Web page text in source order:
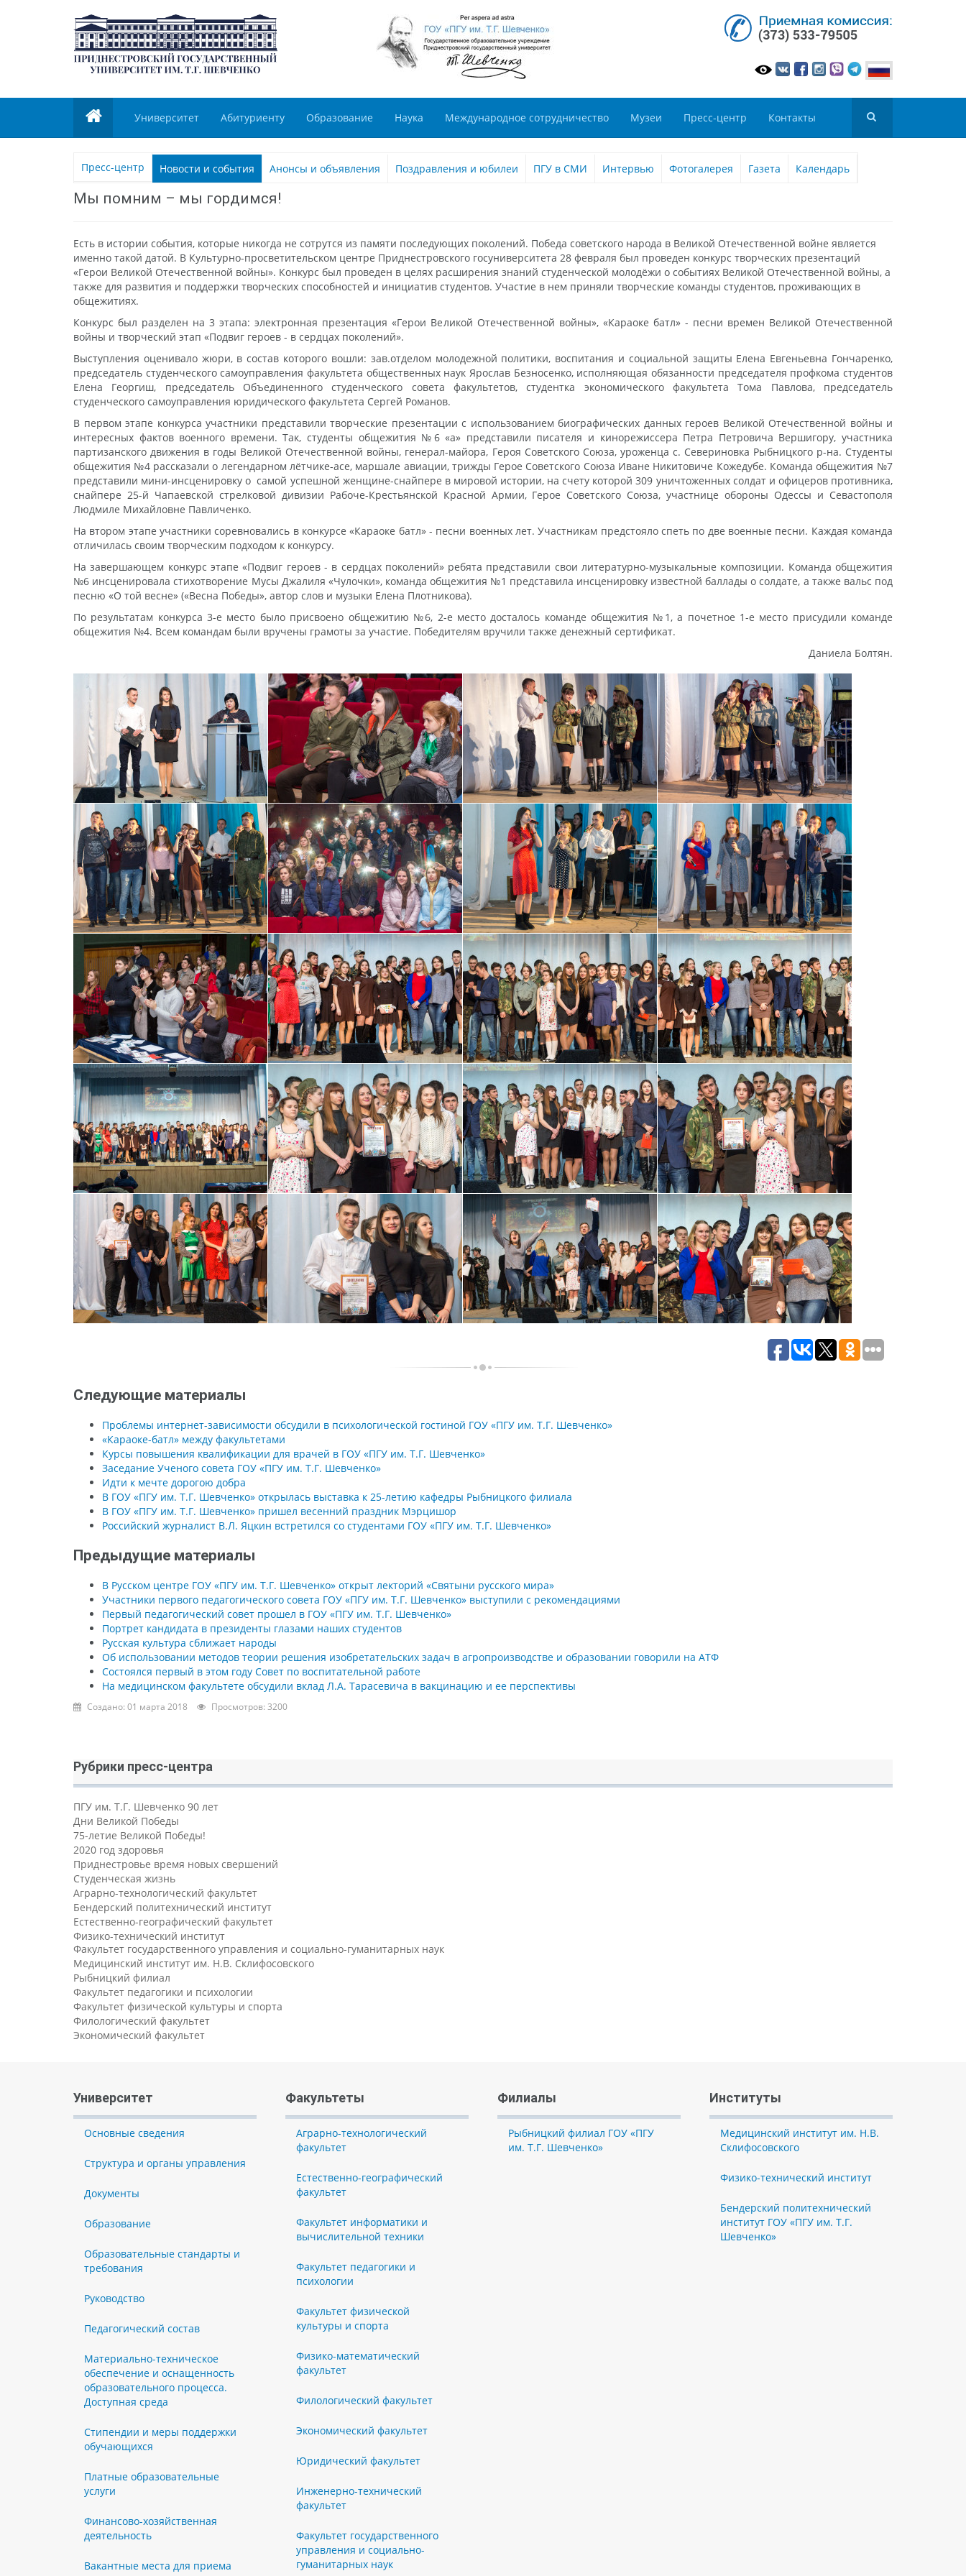
Университет Абитуриенту Образование Наука Международное сотрудничество Музеи Пресс-центр Контакты
Пресс-центр Новости и события Анонсы и объявления Поздравления и юбилеи ПГУ в СМИ Интервью Фотогалерея Газета Календарь
Мы помним – мы гордимся!
Есть в истории события, которые никогда не сотрутся из памяти последующих поколений. Победа советского народа в Великой Отечественной войне является
именно такой датой. В Культурно-просветительском центре Приднестровского госуниверситета 28 февраля был проведен конкурс творческих презентаций
«Герои Великой Отечественной войны». Конкурс был проведен в целях расширения знаний студенческой молодёжи о событиях Великой Отечественной войны, а
также для развития и поддержки творческих способностей и инициатив студентов. Участие в нем приняли творческие команды студентов, проживающих в
общежитиях.
Конкурс был разделен на 3 этапа: электронная презентация «Герои Великой Отечественной войны», «Караоке батл» - песни времен Великой Отечественной
войны и творческий этап «Подвиг героев - в сердцах поколений».
Выступления оценивало жюри, в состав которого вошли: зав.отделом молодежной политики, воспитания и социальной защиты Елена Евгеньевна Гончаренко,
председатель студенческого самоуправления факультета общественных наук Ярослав Безносенко, исполняющая обязанности председателя профкома студентов
Елена Георгиш, председатель Объединенного студенческого совета факультетов, студентка экономического факультета Тома Павлова, председатель
студенческого самоуправления юридического факультета Сергей Романов.
В первом этапе конкурса участники представили творческие презентации с использованием биографических данных героев Великой Отечественной войны и
интересных фактов военного времени. Так, студенты общежития №6 «а» представили писателя и кинорежиссера Петра Петровича Вершигору, участника
партизанского движения в годы Великой Отечественной войны, генерал-майора, Героя Советского Союза, уроженца с. Севериновка Рыбницкого р-на. Студенты
общежития №4 рассказали о легендарном лётчике-асе, маршале авиации, трижды Герое Советского Союза Иване Никитовиче Кожедубе. Команда общежития №7
представили мини-инсценировку о самой успешной женщине-снайпере в мировой истории, на счету которой 309 уничтоженных солдат и офицеров противника,
снайпере 25-й Чапаевской стрелковой дивизии Рабоче-Крестьянской Красной Армии, Герое Советского Союза, участнице обороны Одессы и Севастополя
Людмиле Михайловне Павличенко.
На втором этапе участники соревновались в конкурсе «Караоке батл» - песни военных лет. Участникам предстояло спеть по две военные песни. Каждая команда
отличилась своим творческим подходом к конкурсу.
На завершающем конкурс этапе «Подвиг героев - в сердцах поколений» ребята представили свои литературно-музыкальные композиции. Команда общежития
№6 инсценировала стихотворение Мусы Джалиля «Чулочки», команда общежития №1 представила инсценировку известной баллады о солдате, а также вальс под
песню «О той весне» («Весна Победы», автор слов и музыки Елена Плотникова).
По результатам конкурса 3-е место было присвоено общежитию №6, 2-е место досталось команде общежития №1, а почетное 1-е место присудили команде
общежития №4. Всем командам были вручены грамоты за участие. Победителям вручили также денежный сертификат.
Даниела Болтян.
Следующие материалы
Проблемы интернет-зависимости обсудили в психологической гостиной ГОУ «ПГУ им. Т.Г. Шевченко»
«Караоке-батл» между факультетами
Курсы повышения квалификации для врачей в ГОУ «ПГУ им. Т.Г. Шевченко»
Заседание Ученого совета ГОУ «ПГУ им. Т.Г. Шевченко»
Идти к мечте дорогою добра
В ГОУ «ПГУ им. Т.Г. Шевченко» открылась выставка к 25-летию кафедры Рыбницкого филиала
В ГОУ «ПГУ им. Т.Г. Шевченко» пришел весенний праздник Мэрцишор
Российский журналист В.Л. Яцкин встретился со студентами ГОУ «ПГУ им. Т.Г. Шевченко»
Предыдущие материалы
В Русском центре ГОУ «ПГУ им. Т.Г. Шевченко» открыт лекторий «Святыни русского мира»
Участники первого педагогического совета ГОУ «ПГУ им. Т.Г. Шевченко» выступили с рекомендациями
Первый педагогический совет прошел в ГОУ «ПГУ им. Т.Г. Шевченко»
Портрет кандидата в президенты глазами наших студентов
Русская культура сближает народы
Об использовании методов теории решения изобретательских задач в агропроизводстве и образовании говорили на АТФ
Состоялся первый в этом году Совет по воспитательной работе
На медицинском факультете обсудили вклад Л.А. Тарасевича в вакцинацию и ее перспективы
Создано: 01 марта 2018 Просмотров: 3200
Рубрики пресс-центра
ПГУ им. Т.Г. Шевченко 90 лет
Дни Великой Победы
75-летие Великой Победы!
2020 год здоровья
Приднестровье время новых свершений
Студенческая жизнь
Аграрно-технологический факультет
Бендерский политехнический институт
Естественно-географический факультет
Физико-технический институт
Факультет государственного управления и социально-гуманитарных наук
Медицинский институт им. Н.В. Склифосовского
Рыбницкий филиал
Факультет педагогики и психологии
Факультет физической культуры и спорта
Филологический факультет
Экономический факультет
Университет
Основные сведения
Структура и органы управления
Документы
Образование
Образовательные стандарты и
требования
Руководство
Педагогический состав
Материально-техническое
обеспечение и оснащенность
образовательного процесса.
Доступная среда
Стипендии и меры поддержки
обучающихся
Платные образовательные
услуги
Финансово-хозяйственная
деятельность
Вакантные места для приема
Факультеты
Аграрно-технологический
факультет
Естественно-географический
факультет
Факультет информатики и
вычислительной техники
Факультет педагогики и
психологии
Факультет физической
культуры и спорта
Физико-математический
факультет
Филологический факультет
Экономический факультет
Юридический факультет
Инженерно-технический
факультет
Факультет государственного
управления и социально-
гуманитарных наук
Филиалы
Рыбницкий филиал ГОУ «ПГУ
им. Т.Г. Шевченко»
Институты
Медицинский институт им. Н.В.
Склифосовского
Физико-технический институт
Бендерский политехнический
институт ГОУ «ПГУ им. Т.Г.
Шевченко»